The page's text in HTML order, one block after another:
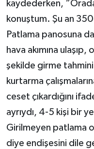
kaydederken,
konuştum. Şu an
Patlama panosuna
hava akımına
şekilde girme tahmini
kurtarma
ceset çıkardığını
ayrıydı, 4-5 kişi bir
Girilmeyen patlama
diye endişesini dile